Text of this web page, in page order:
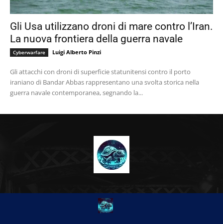
Gli Usa utilizzano droni di mare contro l’Iran.
La nuova frontiera della guerra navale
Cyberwarfare Luigi Alberto Pinzi
Gli attacchi con droni di superficie statunitensi contro il porto
iraniano di Bandar Abbas rappresentano una svolta storica nella
guerra navale contemporanea, segnando la...
CHI SIAMO